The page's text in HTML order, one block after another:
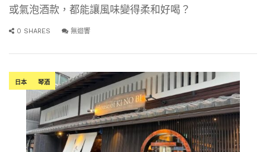
或氣泡酒款，都能讓風味變得柔和好喝？
0 SHARES 無迴響
日本 琴酒